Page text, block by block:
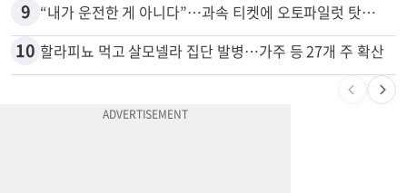
8 '14년째 도피' 한인 간호사 공개 수배…메디케어 사기 유죄
9 “내가 운전한 게 아니다”…과속 티켓에 오토파일럿 탓한 운전자
할라피뇨 먹고 살모넬라 집단 발병…가주 등 27개 주 확산